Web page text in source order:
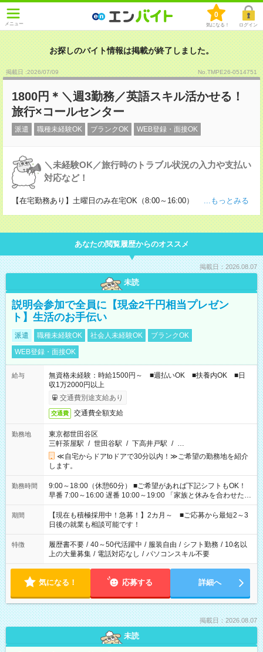
メニュー
0
気になる！ ログイン
お探しのバイト情報は掲載が終了しました。
掲載日 :2026/07/09 No.TMPE26-0514751
1800円＊＼週3勤務／英語スキル活かせる！
旅行×コールセンター
派遣 職種未経験OK ブランクOK WEB登録・面接OK
＼未経験OK／旅行時のトラブル状況の入力や支払い
対応など！
【在宅勤務あり】土曜日のみ在宅OK（8:00～16:00） ...もっとみる
あなたの閲覧履歴からのオススメ
掲載日：2026.08.07
未読
説明会参加で全員に【現金2千円相当プレゼン
ト】生活のお手伝い
派遣 職種未経験OK 社会人未経験OK
ブランクOK
WEB登録・面接OK
給与
無資格未経験：時給1500円～ ■週払いOK ■扶養内OK ■日
収1万2000円以上
交通費別途支給あり
交通費 交通費全額支給
勤務地
東京都世田谷区
三軒茶屋駅 / 世田谷駅 / 下高井戸駅 / …
≪自宅からドアtoドアで30分以内！≫ご希望の勤務地を紹介
します。
勤務時間
9:00～18:00（休憩60分） ■ご希望があれば下記シフトもOK！
早番 7:00～16:00 遅番 10:00～19:00 「家族と休みを合わせた
い」 「余裕を持って夕飯の準備がしたい」 「できれば残業はし
たくない」 など、ご希望を教えてくださいね。 ※Wワーク希望
の方へ 今ご覧のお仕事で希望する勤務時間と、もう1つのお仕事
の勤務時間。 合計で週40時間を超える場合は応募できません。
期間
【現在も積極採用中！急募！】2カ月～ ■ご応募から最短2～3
日後の就業も相談可能です！
特徴 履歴書不要 / 40～50代活躍中 / 服装自由 / シフト勤務 / 10名以
上の大量募集 / 電話対応なし / パソコンスキル不要
気になる！ 応募する 詳細へ
掲載日：2026.08.07
未読